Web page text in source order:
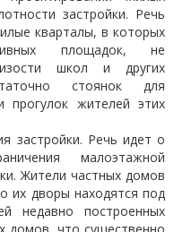
застройки. Речь
кварталы, в которых
площадок, не
школ и других
стоянок для
жителей этих
застройки. Речь идет о
малоэтажной
Жители частных домов
их дворы находятся под
недавно построенных